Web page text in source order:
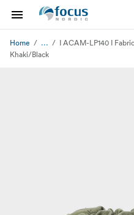
Home ...
I ACAM-LP140 I
Khaki/Black